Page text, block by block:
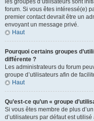
les groupes d’utilisateurs sont
forum. Si vous êtes intéressé(e)
premier contact devrait être un
envoyant un message privé.
Haut
Pourquoi certains groupes
différente ?
Les administrateurs du forum
groupe d’utilisateurs afin de
Haut
Qu’est-ce qu’un « groupe
Si vous êtes membre de plus
d’utilisateurs par défaut est